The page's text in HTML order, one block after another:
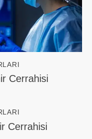
Cerrahisi
Cerrahisi